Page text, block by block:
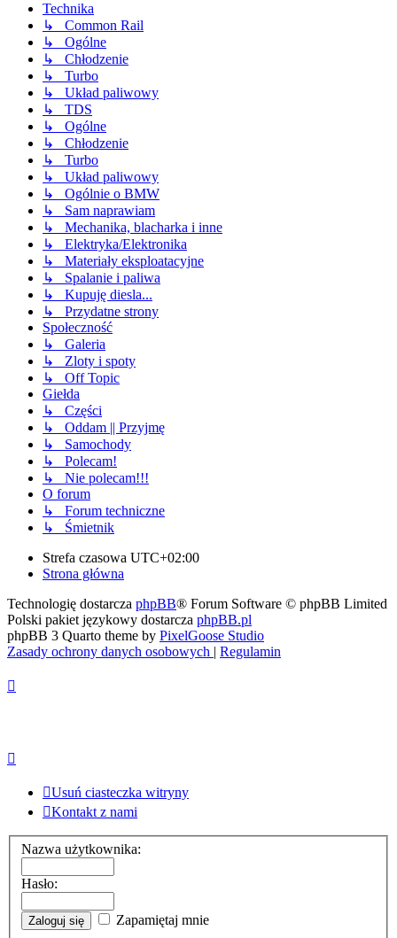
Technika
↳ Common Rail
↳ Ogólne
↳ Chłodzenie
↳ Turbo
↳ Układ paliwowy
↳ TDS
↳ Ogólne
↳ Chłodzenie
↳ Turbo
↳ Układ paliwowy
↳ Ogólnie o BMW
↳ Sam naprawiam
↳ Mechanika, blacharka i inne
↳ Elektryka/Elektronika
↳ Materiały eksploatacyjne
↳ Spalanie i paliwa
↳ Kupuję diesla...
↳ Przydatne strony
Społeczność
↳ Galeria
↳ Zloty i spoty
↳ Off Topic
Giełda
↳ Części
↳ Oddam || Przyjmę
↳ Samochody
↳ Polecam!
↳ Nie polecam!!!
O forum
↳ Forum techniczne
↳ Śmietnik
Strefa czasowa UTC+02:00
Strona główna
Technologię dostarcza phpBB® Forum Software © phpBB Limited
Polski pakiet językowy dostarcza phpBB.pl
phpBB 3 Quarto theme by PixelGoose Studio
Zasady ochrony danych osobowych | Regulamin
Usuń ciasteczka witryny
Kontakt z nami
Nazwa użytkownika:
Hasło:
Zapamiętaj mnie